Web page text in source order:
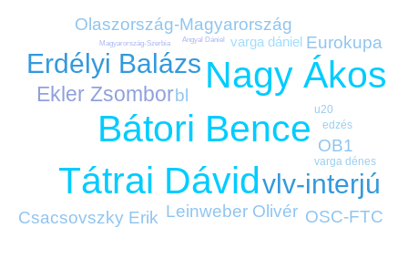
Bátori Bence
Nagy Ákos
Tátrai Dávid
Erdélyi Balázs
vlv-interjú
Ekler Zsomborbl
Csacsovszky Erik
Eurokupa
Leinweber Olivér
OB1
Olaszország-Magyarország
OSC-FTC
varga dániel
edzés
u20
varga dénes
Angyal Dániel
Magyarország-Szerbia